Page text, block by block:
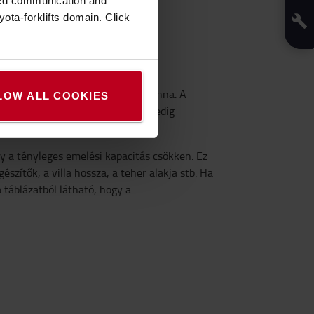
forklifts domain. Click
ALL COOKIES
névleges kapacitása 1,6 tonna. A
mm, az emelési magasság pedig
tényleges emelési kapacitás csökken. Ez
a villa hossza, a teher alakja stb. Ha
táblázatból látható, hogy a